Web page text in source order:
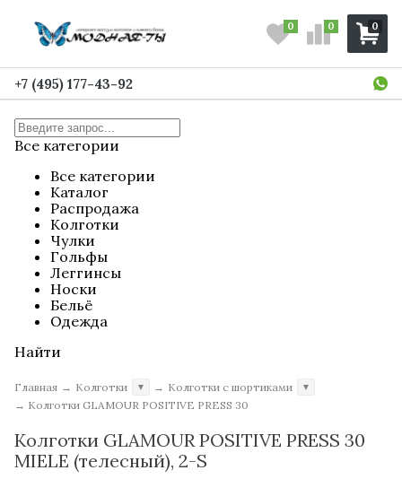
0
0 0
+7 (495) 177-43-92
Все категории
Все категории
Каталог
Распродажа
Колготки
Чулки
Гольфы
Леггинсы
Носки
Бельё
Одежда
Найти
Главная → Колготки ▼ → Колготки с шортиками ▼
→ Колготки GLAMOUR POSITIVE PRESS 30
Колготки GLAMOUR POSITIVE PRESS 30
MIELE (телесный), 2-S